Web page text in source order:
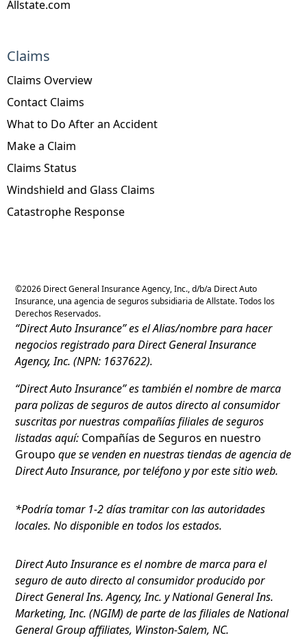
Allstate.com
Claims
Claims Overview
Contact Claims
What to Do After an Accident
Make a Claim
Claims Status
Windshield and Glass Claims
Catastrophe Response
©2026 Direct General Insurance Agency, Inc., d/b/a Direct Auto
Insurance, una agencia de seguros subsidiaria de Allstate. Todos los
Derechos Reservados.
“Direct Auto Insurance” es el Alias/nombre para hacer
negocios registrado para Direct General Insurance
Agency, Inc. (NPN: 1637622).
“Direct Auto Insurance” es también el nombre de marca
para polizas de seguros de autos directo al consumidor
suscritas por nuestras compañías filiales de seguros
listadas aquí: Compañías de Seguros en nuestro
Groupo que se venden en nuestras tiendas de agencia de
Direct Auto Insurance, por teléfono y por este sitio web.
*Podría tomar 1-2 días tramitar con las autoridades
locales. No disponible en todos los estados.
Direct Auto Insurance es el nombre de marca para el
seguro de auto directo al consumidor producido por
Direct General Ins. Agency, Inc. y National General Ins.
Marketing, Inc. (NGIM) de parte de las filiales de National
General Group affiliates, Winston-Salem, NC.